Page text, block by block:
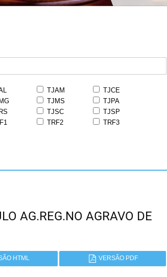
TJAM
TJCE
TJMS
TJPA
TJSC
TJSP
TRF2
TRF3
AG.REG.NO AGRAVO DE
HTML VERSÃO PDF